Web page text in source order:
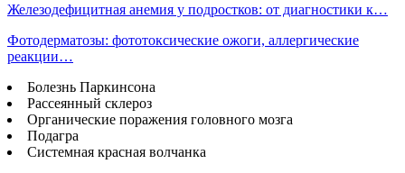
Железодефицитная анемия у подростков: от диагностики к…
Фотодерматозы: фототоксические ожоги, аллергические
реакции…
Болезнь Паркинсона
Рассеянный склероз
Органические поражения головного мозга
Подагра
Системная красная волчанка